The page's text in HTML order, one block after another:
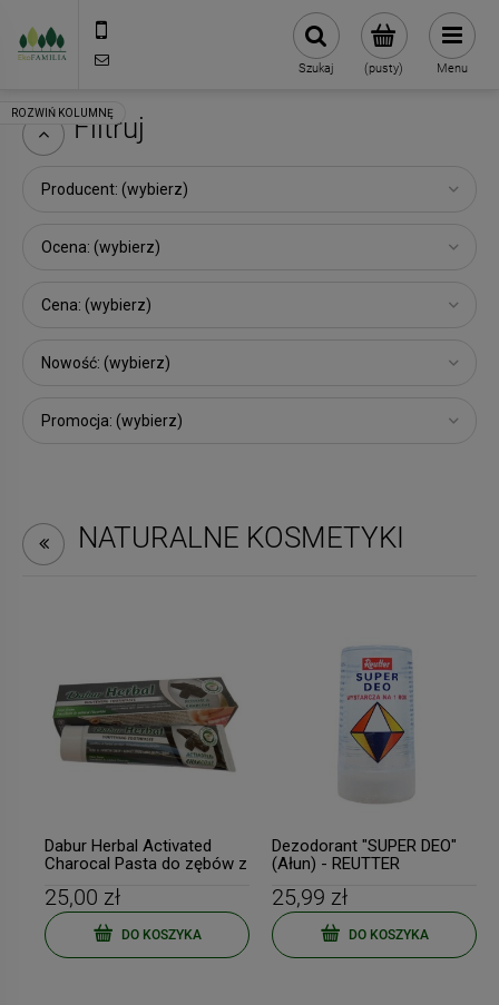
(pusty)
Szukaj Menu
Filtruj
Producent: (wybierz)
Ocena: (wybierz)
Cena: (wybierz)
Nowość: (wybierz)
Promocja: (wybierz)
NATURALNE KOSMETYKI
Dabur Herbal Activated
Charocal Pasta do zębów z
25,00 zł
DO KOSZYKA
Dezodorant "SUPER DEO"
(Ałun) - REUTTER
25,99 zł
DO KOSZYKA